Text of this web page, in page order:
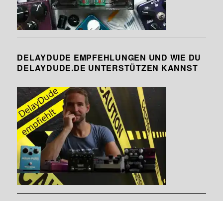
DELAYDUDE EMPFEHLUNGEN UND WIE DU
DELAYDUDE.DE UNTERSTÜTZEN KANNST